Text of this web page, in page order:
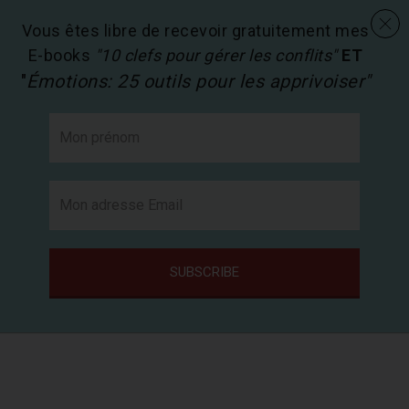
menu Les activités en pédagogie search
Vous êtes libre de recevoir gratuitement mes
E-books "10 clefs pour gérer les conflits" ET
"Émotions: 25 outils pour les apprivoiser"
SUBSCRIBE